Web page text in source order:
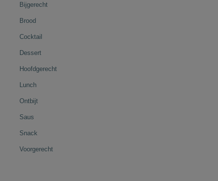
Bijgerecht
Brood
Cocktail
Dessert
Hoofdgerecht
Lunch
Ontbijt
Saus
Snack
Voorgerecht